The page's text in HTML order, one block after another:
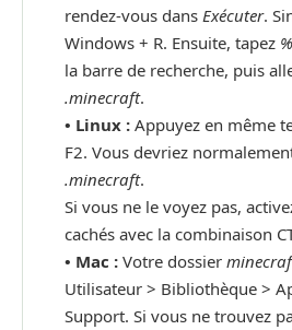
rendez-vous dans Exécuter.
Windows + R. Ensuite, tapez
la barre de recherche, puis
.minecraft.
• Linux : Appuyez en même
F2. Vous devriez
.minecraft.
Si vous ne le voyez pas,
cachés avec la combinaison
• Mac : Votre dossier
Utilisateur > Bibliothèque >
Support. Si vous ne trouvez